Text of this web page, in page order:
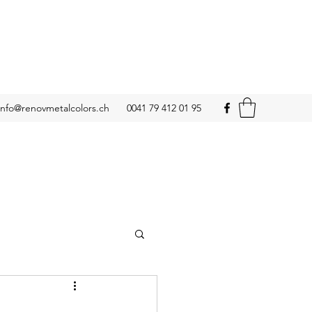
0041 79 412 01 95